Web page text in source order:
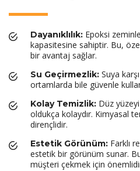
Dayanıklılık: Epoksi
kapasitesine sahiptir. Bu,
bir avantaj sağlar.
Su Geçirmezlik: Suya
ortamlarda bile güvenle
Kolay Temizlik: Düz
oldukça kolaydır. Kimyasal
dirençlidir.
Estetik Görünüm: Farklı
estetik bir görünüm sunar.
müşteri çekmek için